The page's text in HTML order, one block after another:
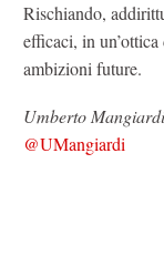
Rischiando,
efficaci, in
ambizioni future.
Umberto Mangiardi
@UMangiardi